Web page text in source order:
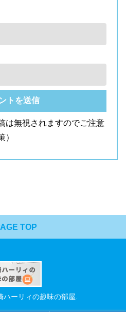
は無視されますのでご注意
）
TOP
ーリィの趣味の部屋.